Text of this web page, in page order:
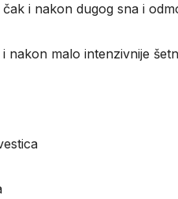
i nakon dugog sna i
nakon malo intenzivnije